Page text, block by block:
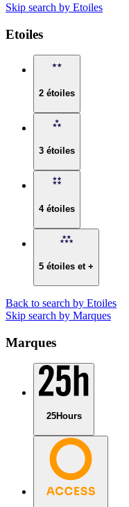
Skip search by Etoiles
Etoiles
2 étoiles
3 étoiles
4 étoiles
5 étoiles et +
Back to search by Etoiles
Skip search by Marques
Marques
25Hours